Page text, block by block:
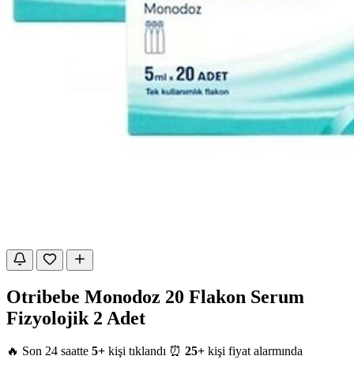
Otribebe Monodoz 20 Flakon Serum
Fizyolojik 2 Adet
🔥 Son 24 saatte 5+ kişi tıklandı ⏰ 25+ kişi fiyat alarmında